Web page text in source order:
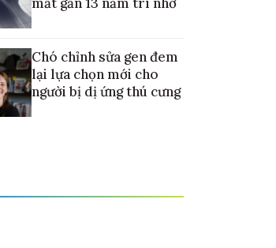
Chó chỉnh sửa gen đem
lại lựa chọn mới cho
người bị dị ứng thú cưng